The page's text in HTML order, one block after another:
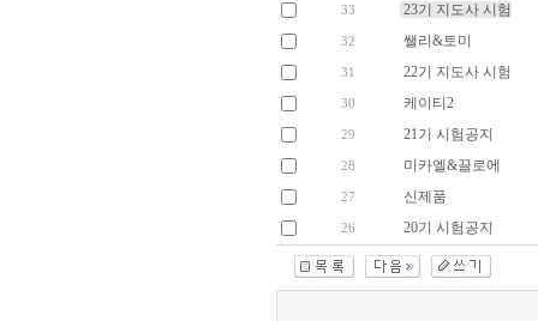
33 23기 지도사 시험
32 쌜리&토미
31 22기 지도사 시험
30 케이티2
29 21기 시험공지
28 미카엘&끌로에
27 신제품
26 20기 시험공지